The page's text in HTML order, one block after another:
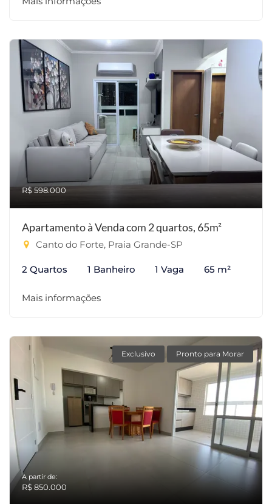
R$ 598.000
Apartamento à Venda com 2 quartos, 65m²
Canto do Forte, Praia Grande-SP
2 Quartos 1 Banheiro 1 Vaga 65 m²
Mais informações
Exclusivo Pronto para Morar
A partir de:
R$ 850.000